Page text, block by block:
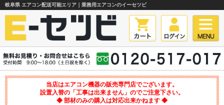
岐阜県 エアコン配送可能エリア｜業務用エアコンのイーセツビ
当店はエアコン機器の販売専門店でございます。
設置入替の「工事は出来ません」のでご注意下さい。
◆ 部材のみの購入は対応出来かねます ◆